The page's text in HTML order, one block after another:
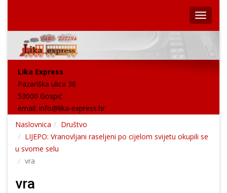
Lika Express
Pazariška ulica 36
53000 Gospić
email: info@lika-express.hr
Naslovnica
Društvo
LIJEPO: Vranovljani raseljeni po cijelom svijetu okupili se
u svome selu
vra
vra